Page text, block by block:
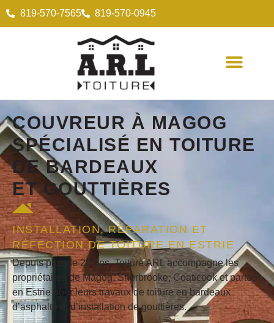
819-570-7565 819-570-0945
COUVREUR À MAGOG
SPÉCIALISÉ EN TOITURE
DE BARDEAUX
ETGOUTTIÈRES
INSTALLATION, RÉPARATION ET
RÉFECTION DE TOITURE EN ESTRIE
Depuis plus de 20 ans, Toiture ARL accompagne les
propriétaires de Magog, Sherbrooke, Coaticook et partout
en Estrie pour leurs travaux de toiture en bardeaux
d’asphalte et d’installation de gouttières.